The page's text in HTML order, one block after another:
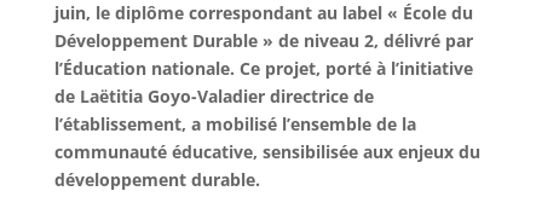
juin, le diplôme correspondant au label « École du
Développement Durable » de niveau 2, délivré par
l’Éducation nationale. Ce projet, porté à l’initiative
de Laëtitia Goyo-Valadier directrice de
l’établissement, a mobilisé l’ensemble de la
communauté éducative, sensibilisée aux enjeux du
développement durable.